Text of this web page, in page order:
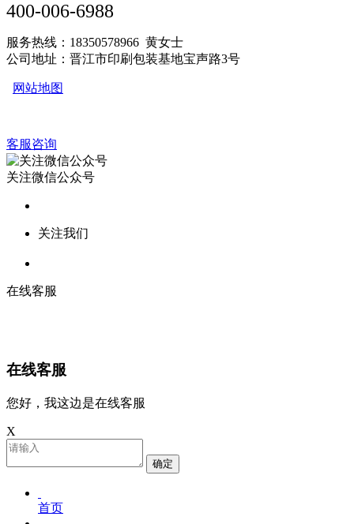
400-006-6988
服务热线：18350578966 黄女士
公司地址：晋江市印刷包装基地宝声路3号
网站地图
客服咨询
关注微信公众号
关注我们
在线客服
在线客服
您好，我这边是在线客服
X
确定
首页